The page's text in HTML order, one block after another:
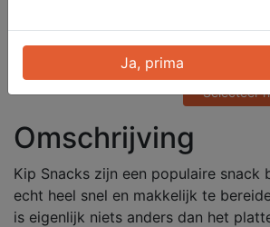
Voor
Selecteer
Omschrijving
Kip Snacks zijn een populaire snack
echt heel snel en makkelijk te
is eigenlijk niets anders dan het
Ja, prima